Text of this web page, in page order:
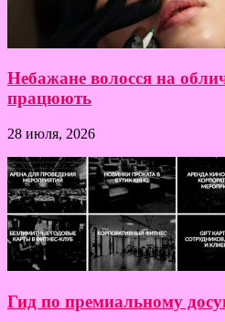
Небажане волосся на
працюють
28 июля, 2026
Гид по премиальному